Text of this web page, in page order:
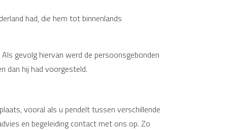
had, die hem tot binnenlands
gevolg hiervan werd de persoonsgebonden
dan hij had voorgesteld.
vooral als u pendelt tussen verschillende
en begeleiding contact met ons op. Zo